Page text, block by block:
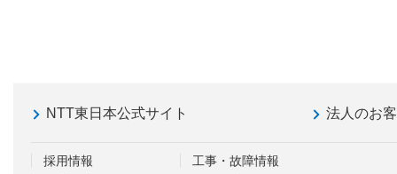
NTT東日本公式サイト 法人のお
採用情報
工事・故障情報